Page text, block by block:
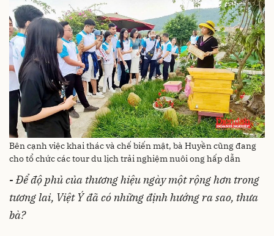
Bên cạnh việc khai thác và chế biến mật, bà Huyền cũng đang
cho tổ chức các tour du lịch trải nghiệm nuôi ong hấp dẫn
-Để độ phủ của thương hiệu ngày một rộng hơn trong
tương lai, Việt Ý đã có những định hướng ra sao, thưa
bà?